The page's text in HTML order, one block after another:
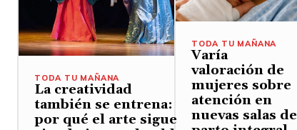
TODA TU MAÑANA
La creatividad
también se entrena:
por qué el arte sigue
TODA TU MAÑANA
Varía
valoración de
mujeres sobre
atención en
nuevas salas de